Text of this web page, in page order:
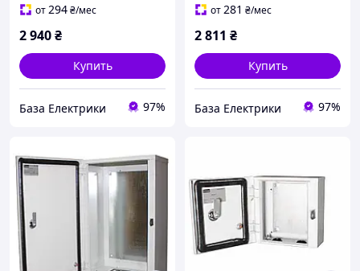
от294₴/мес
2 940₴
Купить
База Електрики 97%
от281 ₴/мес
2 811 ₴
Купить
База Електрики 97%